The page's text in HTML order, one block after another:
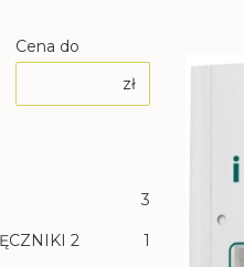
Cena do
zł
3
2 1